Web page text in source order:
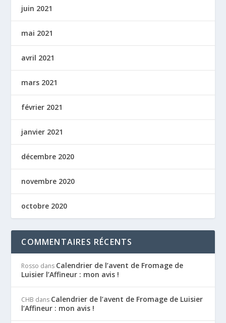
juin 2021
mai 2021
avril 2021
mars 2021
février 2021
janvier 2021
décembre 2020
novembre 2020
octobre 2020
COMMENTAIRES RÉCENTS
Rosso dans Calendrier de l’avent de Fromage de
Luisier l’Affineur : mon avis !
CHB dans Calendrier de l’avent de Fromage de Luisier
l’Affineur : mon avis !